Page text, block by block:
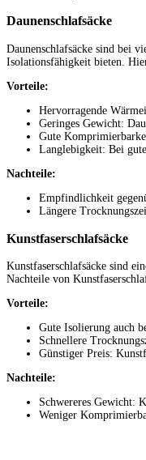
Daunenschlafsäcke
Daunenschlafsäcke sind bei
Isolationsfähigkeit bieten.
Vorteile:
Hervorragende
Geringes Gewicht:
Gute
Langlebigkeit: Bei
Nachteile:
Empfindlichkeit
Längere
Kunstfaserschlafsäcke
Kunstfaserschlafsäcke sind
Nachteile von
Vorteile:
Gute Isolierung auch
Schnellere
Günstiger Preis:
Nachteile:
Schwereres Gewicht:
Weniger